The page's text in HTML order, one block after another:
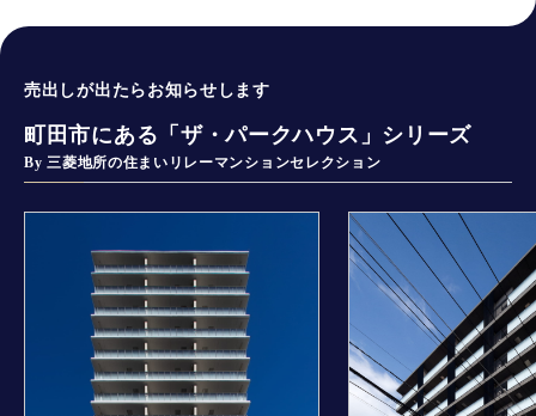
売出しが出たらお知らせします
町田市にある「ザ・パークハウス」シリーズ
By 三菱地所の住まいリレーマンションセレクション